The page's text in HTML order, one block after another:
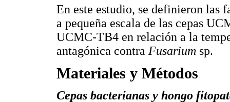
En este estudio, se definieron las
a pequeña escala de las cepas
UCMC-TB4 en relación a la
antagónica contra Fusarium sp.
Materiales y Métodos
Cepas bacterianas y hongo